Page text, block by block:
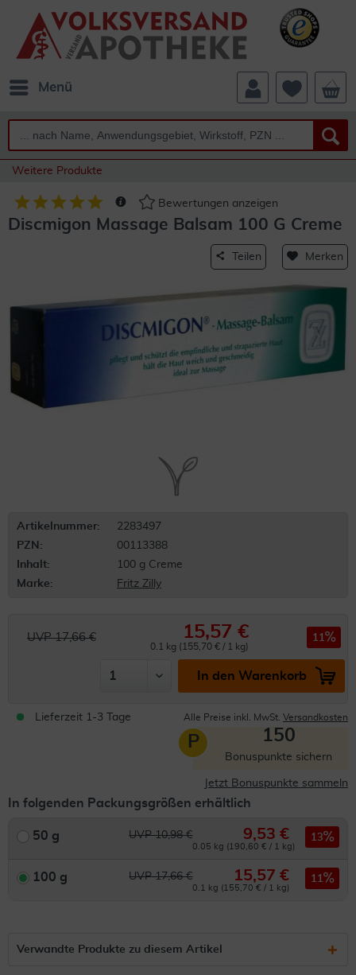
Menü
Weitere Produkte
Bewertungen anzeigen
Discmigon Massage Balsam 100 G Creme
Teilen Merken
Artikelnummer:
2283497
PZN:
00113388
Inhalt:
100 g Creme
Marke:
Fritz Zilly
UVP 17,66 € 15,57 €
0.1 kg (155,70 € / 1 kg)
11
In den Warenkorb
Lieferzeit 1-3 Tage Alle Preise inkl. MwSt. Versandkosten
P 150
Bonuspunkte sichern
Jetzt Bonuspunkte sammeln
In folgenden Packungsgrößen erhältlich
50 g UVP 10,98 € 9,53 €
0.05 kg (190,60 € / 1 kg)
13
100 g UVP 17,66 € 15,57 €
0.1 kg (155,70 € / 1 kg)
11
Verwandte Produkte zu diesem Artikel